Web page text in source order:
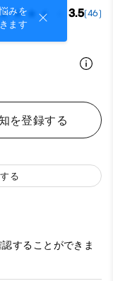
みを
ます
3.5(46)
を登録する
る
することができま